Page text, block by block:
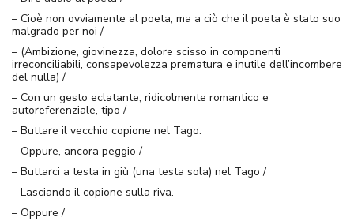
– Cioè non ovviamente al poeta, ma a ciò che il poeta è stato suo
malgrado per noi /
– (Ambizione, giovinezza, dolore scisso in componenti
irreconciliabili, consapevolezza prematura e inutile dell’incombere
del nulla) /
– Con un gesto eclatante, ridicolmente romantico e
autoreferenziale, tipo /
– Buttare il vecchio copione nel Tago.
– Oppure, ancora peggio /
– Buttarci a testa in giù (una testa sola) nel Tago /
– Lasciando il copione sulla riva.
– Oppure /